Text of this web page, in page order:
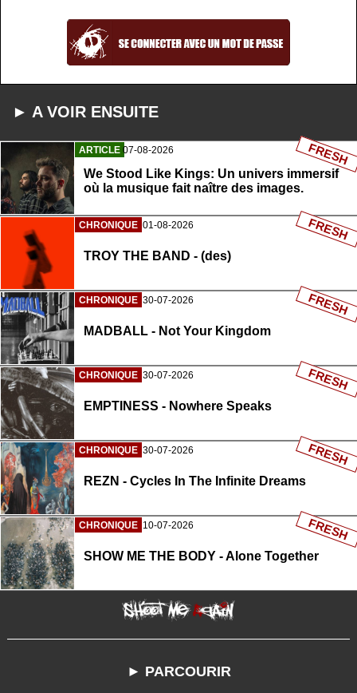
► A VOIR ENSUITE
ARTICLE 07-08-2026
We Stood Like Kings: Un univers immersif
où la musique fait naître des images.
FRESH
CHRONIQUE 01-08-2026
TROY THE BAND - (des)
FRESH
CHRONIQUE 30-07-2026
MADBALL - Not Your Kingdom
FRESH
CHRONIQUE 30-07-2026
EMPTINESS - Nowhere Speaks
FRESH
CHRONIQUE 30-07-2026
REZN - Cycles In The Infinite Dreams
FRESH
CHRONIQUE 10-07-2026
SHOW ME THE BODY - Alone Together
FRESH
► PARCOURIR